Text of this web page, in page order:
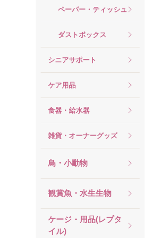
ペーパー・ティッシュ
ダストボックス
シニアサポート
ケア用品
食器・給水器
雑貨・オーナーグッズ
鳥・小動物
観賞魚・水生生物
ケージ・用品(レプタ
イル)